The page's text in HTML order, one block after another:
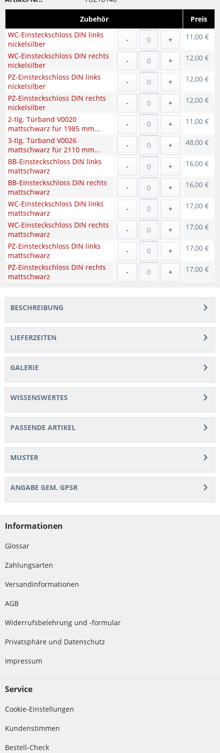
Zubehör
Preis
WC-Einsteckschloss DIN links
nickelsilber
- + 11,00 €
WC-Einsteckschloss DIN rechts
nickelsilber
- + 12,00 €
PZ-Einsteckschloss DIN links
nickelsilber
- + 12,00 €
PZ-Einsteckschloss DIN rechts
nickelsilber
- + 12,00 €
2-tlg. Türband V0020
mattschwarz für 1985 mm...
- + 11,00 €
3-tlg. Türband V0026
mattschwarz für 2110 mm...
- + 48,00 €
BB-Einsteckschloss DIN links
mattschwarz
- + 16,00 €
BB-Einsteckschloss DIN rechts
mattschwarz
- + 16,00 €
WC-Einsteckschloss DIN links
mattschwarz
- + 17,00 €
WC-Einsteckschloss DIN rechts
mattschwarz
- + 17,00 €
PZ-Einsteckschloss DIN links
mattschwarz
- + 17,00 €
PZ-Einsteckschloss DIN rechts
mattschwarz
- + 17,00 €
BESCHREIBUNG
LIEFERZEITEN
GALERIE
WISSENSWERTES
PASSENDE ARTIKEL
MUSTER
ANGABE GEM. GPSR
Informationen
Glossar
Zahlungsarten
Versandinformationen
AGB
Widerrufsbelehrung und -formular
Privatsphäre und Datenschutz
Impressum
Service
Cookie-Einstellungen
Kundenstimmen
Bestell-Check